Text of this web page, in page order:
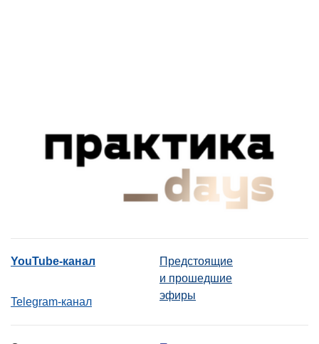
YouTube-канал
Telegram-канал
Предстоящие
и прошедшие
эфиры